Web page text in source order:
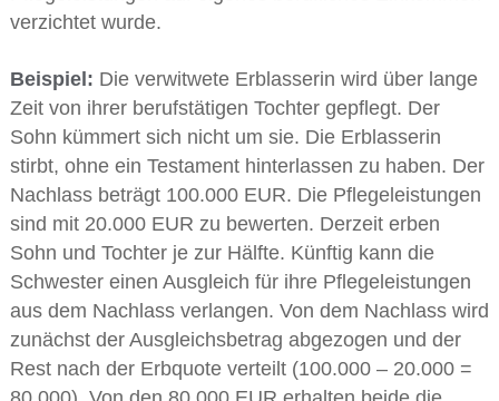
verzichtet wurde.
Beispiel: Die verwitwete Erblasserin wird über lange
Zeit von ihrer berufstätigen Tochter gepflegt. Der
Sohn kümmert sich nicht um sie. Die Erblasserin
stirbt, ohne ein Testament hinterlassen zu haben. Der
Nachlass beträgt 100.000 EUR. Die Pflegeleistungen
sind mit 20.000 EUR zu bewerten. Derzeit erben
Sohn und Tochter je zur Hälfte. Künftig kann die
Schwester einen Ausgleich für ihre Pflegeleistungen
aus dem Nachlass verlangen. Von dem Nachlass wird
zunächst der Ausgleichsbetrag abgezogen und der
Rest nach der Erbquote verteilt (100.000 – 20.000 =